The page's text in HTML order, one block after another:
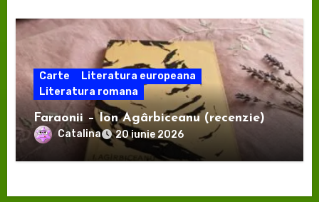
Carte
Literatura europeana
Literatura romana
Faraonii – Ion Agârbiceanu (recenzie)
Catalina 20 iunie 2026